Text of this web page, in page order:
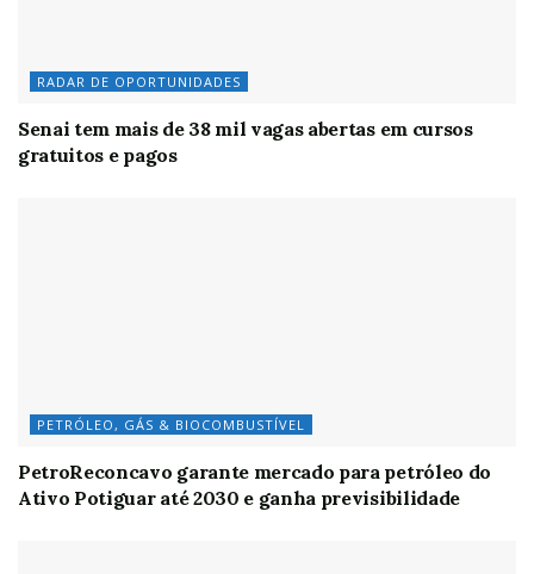
RADAR DE OPORTUNIDADES
Senai tem mais de 38 mil vagas abertas em cursos
gratuitos e pagos
PETRÓLEO, GÁS & BIOCOMBUSTÍVEL
PetroReconcavo garante mercado para petróleo do
Ativo Potiguar até 2030 e ganha previsibilidade